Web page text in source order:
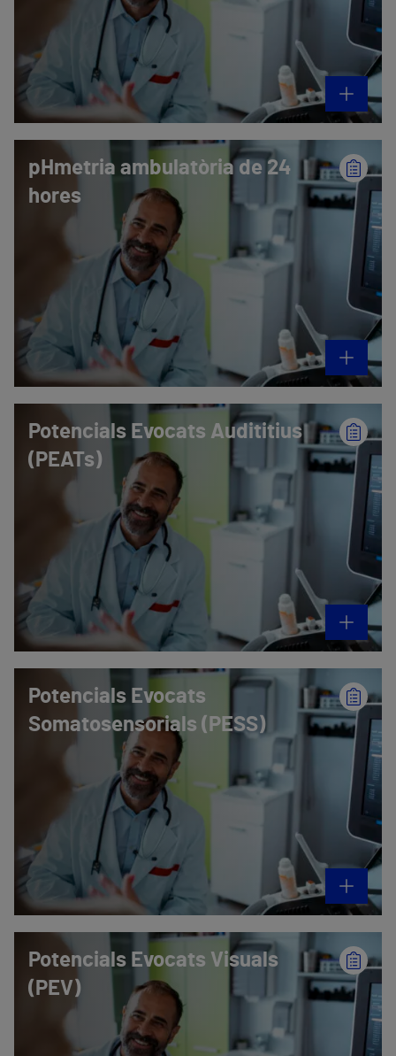
pHmetria ambulatòria de 24
hores
Potencials Evocats Audititius
(PEATs)
Potencials Evocats
Somatosensorials (PESS)
Potencials Evocats Visuals
(PEV)